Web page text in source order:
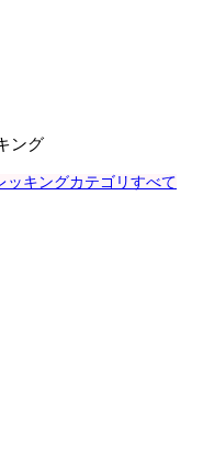
ング
ッキングカテゴリすべて